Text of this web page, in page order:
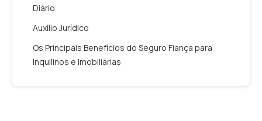
Diário
Auxílio Jurídico
Os Principais Benefícios do Seguro Fiança para
Inquilinos e Imobiliárias